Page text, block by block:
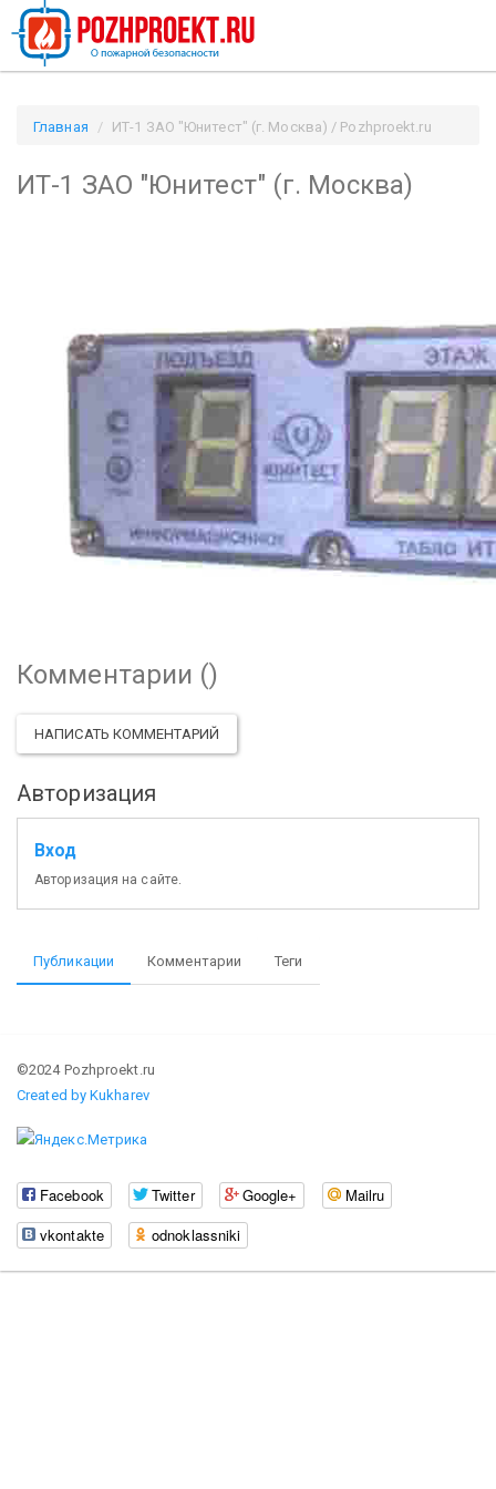
Главная ИТ-1 ЗАО "Юнитест" (г. Москва) / Pozhproekt.ru
ИТ-1 ЗАО "Юнитест" (г. Москва)
Комментарии ()
НАПИСАТЬ КОММЕНТАРИЙ
Авторизация
Вход
Авторизация на сайте.
Публикации Комментарии Теги
©2024 Pozhproekt.ru
Created by Kukharev
Facebook Twitter Google+
Mailru
vkontakte
odnoklassniki